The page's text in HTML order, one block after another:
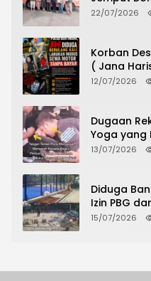
Grogol
22/07/2026
Korban
( Jana
Lakukan
12/07/2026
Dugaan
Yoga yang
Pencurian
13/07/2026
Diduga
Izin PBG
CKTRP
15/07/2026